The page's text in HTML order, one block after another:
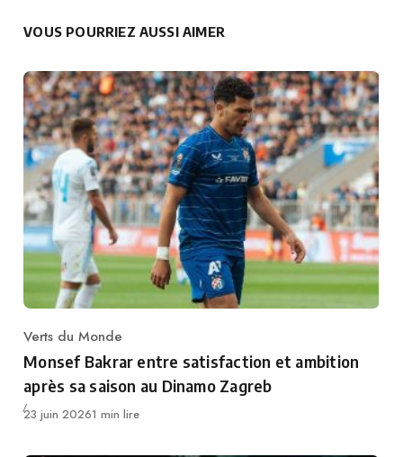
VOUS POURRIEZ AUSSI AIMER
Category
Verts du Monde
Monsef Bakrar entre satisfaction et ambition
après sa saison au Dinamo Zagreb
Publié
23 juin 20261 min lire